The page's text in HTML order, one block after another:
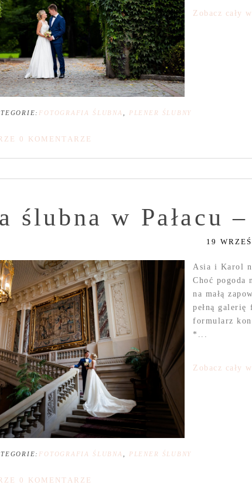
Zobacz cały
FOTOGRAFIA ŚLUBNA PLENER ŚLUBNY
0 KOMENTARZE
ślubna w Pałacu
19
Asia i Karol
Choć pogoda
na małą
pełną
formularz
*...
Zobacz cały
FOTOGRAFIA ŚLUBNA PLENER ŚLUBNY
0 KOMENTARZE